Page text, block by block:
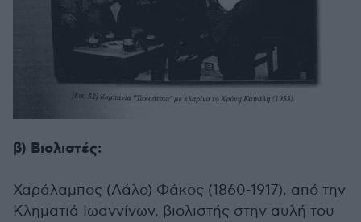
β) Βιολιστές:
Χαράλαμπος (Λάλο) Φάκος (1860-1917), από την
Κληματιά Ιωαννίνων, βιολιστής στην αυλή του